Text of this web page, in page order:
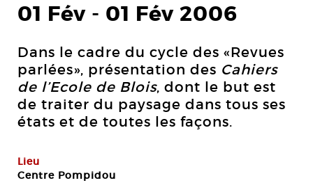
01 Fév - 01 Fév 2006
Dans le cadre du cycle des «Revues
parlées», présentation des Cahiers
de l’Ecole de Blois, dont le but est
de traiter du paysage dans tous ses
états et de toutes les façons.
Lieu
Centre Pompidou